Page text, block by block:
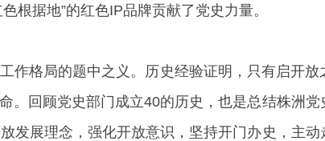
根据地”的红色IP品牌贡献了党史力量。
作格局的题中之义。历史经验证明，只有启开
。回顾党史部门成立40的历史，也是总结株洲
发展理念，强化开放意识，坚持开门办史，主